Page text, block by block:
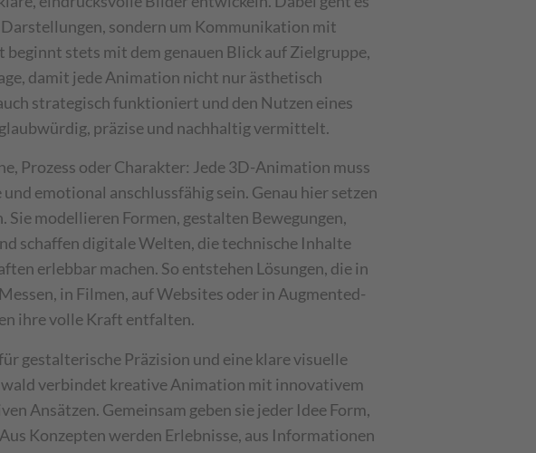
sondern um Kommunikation mit
beginnt stets mit dem genauen Blick auf Zielgruppe,
damit jede Animation nicht nur ästhetisch
strategisch funktioniert und den Nutzen eines
präzise und nachhaltig vermittelt.
Prozess oder Charakter: Jede 3D-Animation muss
emotional anschlussfähig sein. Genau hier setzen
Sie modellieren Formen, gestalten Bewegungen,
schaffen digitale Welten, die technische Inhalte
erlebbar machen. So entstehen Lösungen, die in
in Filmen, auf Websites oder in Augmented-
ihre volle Kraft entfalten.
gestalterische Präzision und eine klare visuelle
verbindet kreative Animation mit innovativem
Ansätzen. Gemeinsam geben sie jeder Idee Form,
Konzepten werden Erlebnisse, aus Informationen